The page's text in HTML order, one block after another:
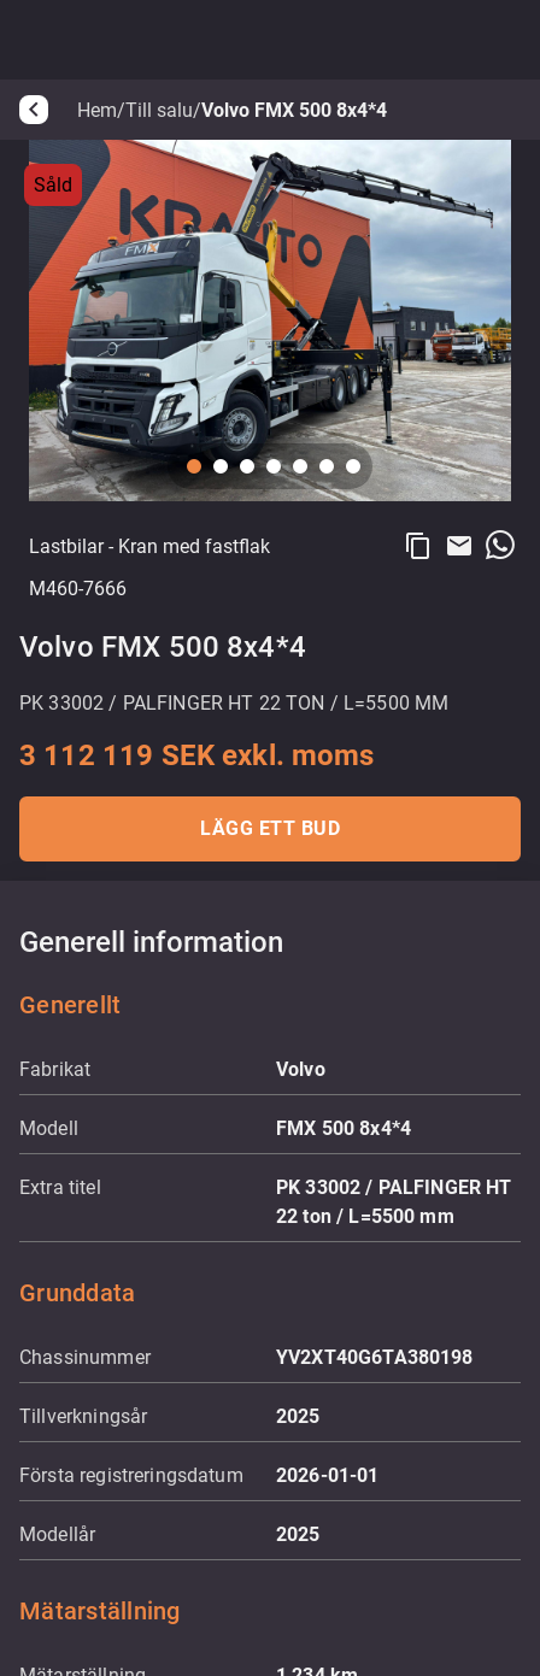
arrow_back_ios Hem/Till salu/Volvo FMX 500 8x4*4
Såld
Lastbilar- Kran med fastflak
M460-7666
content_copy email
Volvo FMX 500 8x4*4
PK 33002 / PALFINGER HT 22 TON / L=5500 MM
3 112 119 SEK exkl. moms
LÄGG ETT BUD
Generell information
Generellt
Fabrikat Volvo
Modell FMX 500 8x4*4
Extra titel
PK 33002 / PALFINGER HT
22 ton / L=5500 mm
Grunddata
Chassinummer YV2XT40G6TA380198
Tillverkningsår 2025
Första registreringsdatum 2026-01-01
Modellår 2025
Mätarställning